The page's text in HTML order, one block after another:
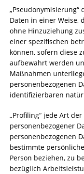
Daten in einer Weise,
ohne Hinzuziehung
einer spezifischen
können, sofern diese
aufbewahrt werden
Maßnahmen
personenbezogenen
identifizierbaren
„Profiling“ jede Art
personenbezogener
personenbezogenen
bestimmte
Person beziehen, zu
bezüglich